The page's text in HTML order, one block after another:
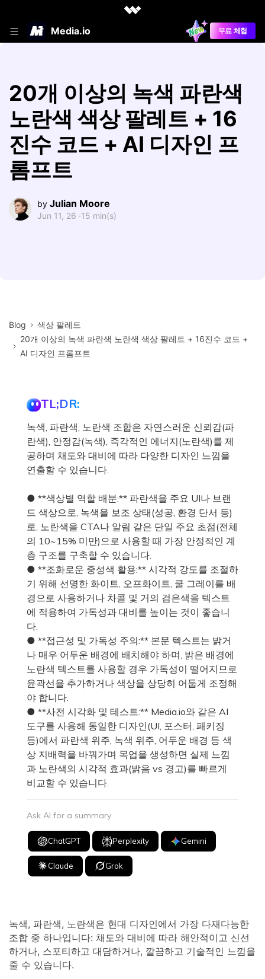
Media.io 무료 체험
20개 이상의 녹색 파란색
노란색 색상 팔레트 + 16
진수 코드 + AI 디자인 프
롬프트
by Julian Moore
Jun 11, 26 ·15 min(s)
Blog
색상 팔레트
20개 이상의 녹색 파란색 노란색 색상 팔레트 + 16진수 코드 +
AI 디자인 프롬프트
TL;DR:
녹색, 파란색, 노란색 조합은 자연스러운 신뢰감(파
란색), 안정감(녹색), 즉각적인 에너지(노란색)를 제
공하며 채도와 대비에 따라 다양한 디자인 느낌을
연출할 수 있습니다.
● **색상별 역할 배분:** 파란색을 주요 UI나 브랜
드 색상으로, 녹색을 보조 상태(성공, 환경 단서 등)
로, 노란색을 CTA나 알림 같은 단일 주요 초점(전체
의 10~15% 미만)으로 사용할 때 가장 안정적인 계
층 구조를 구축할 수 있습니다.
● **조화로운 중성색 활용:** 시각적 강도를 조절하
기 위해 선명한 화이트, 오프화이트, 쿨 그레이를 배
경으로 사용하거나 차콜 및 거의 검은색을 텍스트
에 적용하여 가독성과 대비를 높이는 것이 좋습니
다.
● **접근성 및 가독성 주의:** 본문 텍스트는 밝거
나 매우 어두운 배경에 배치해야 하며, 밝은 배경에
노란색 텍스트를 사용할 경우 가독성이 떨어지므로
윤곽선을 추가하거나 색상을 상당히 어둡게 조정해
야 합니다.
● **사전 시각화 및 테스트:** Media.io와 같은 AI
도구를 사용해 동일한 디자인(UI, 포스터, 패키징
등)에서 파란색 위주, 녹색 위주, 어두운 배경 등 색
상 지배력을 바꿔가며 목업을 생성하면 실제 느낌
과 노란색의 시각적 효과(밝음 vs 경고)를 빠르게
비교할 수 있습니다.
Ask AI for a summary
ChatGPT Perplexity Gemini
Claude Grok
녹색, 파란색, 노란색은 현대 디자인에서 가장 다재다능한
조합 중 하나입니다: 채도와 대비에 따라 해안적이고 신선
하거나, 스포티하고 대담하거나, 깔끔하고 기술적인 느낌을
줄 수 있습니다.